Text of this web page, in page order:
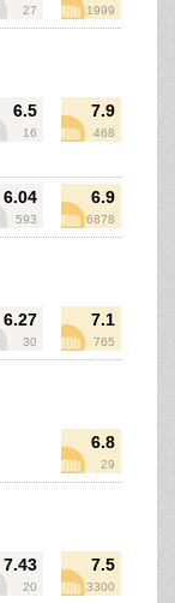
27 1999
6.5
16
7.9
468
6.04
593
6.9
6878
6.27
30
7.1
765
6.8
29
7.43
20
7.5
3300